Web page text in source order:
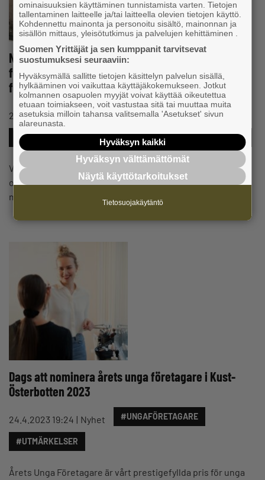
Nu kan du föreslå vem som skall koras till årets
företagare, årets egenföretagare och årets unga
företagare i Österbotten!
28.8.2023 17:53 Nyhet #EGENFÖRETAGARE
#FÖRENING #UNGAFÖRETAGARE #UTMÄRKELSER
Vem förtjänar titeln årets företagare, årets egenföretagare
och årets unga företagare i Österbotten? – Vi hoppas på
många förslag från…
Dags att nominera årets unga företagare i Kust-
Österbotten 2023
24.4.2023 19:24 Nyhet #UNGAFÖRETAGARE
#UTMÄRKELSER
Årets Unga Företagare är vårt prestigefyllda pris för unga
ominaisuuksien käyttäminen tunnistamista varten. Tietojen
tallentaminen laitteelle ja/tai laitteella olevien tietojen käyttö.
Kohdennettu mainonta ja personoitu sisältö, mainonnan ja
sisällön mittaus, yleisötutkimus ja palvelujen kehittäminen .
Suomen Yrittäjät ja sen kumppanit tarvitsevat
suostumuksesi seuraaviin:
Hyväksymällä sallitte tietojen käsittelyn palvelun sisällä,
hylkääminen voi vaikuttaa käyttäjäkokemukseen. Jotkut
kolmannen osapuolen myyjät voivat käyttää oikeutettua
etuaan toimiakseen, voit vastustaa sitä tai muuttaa muita
asetuksia milloin tahansa valitsemalla 'Asetukset' sivun
alareunasta.
Hyväksyn kaikki
Hyväksyn välttämättömät
Näytä käyttötarkoitukset
Tietosuojakäytäntö